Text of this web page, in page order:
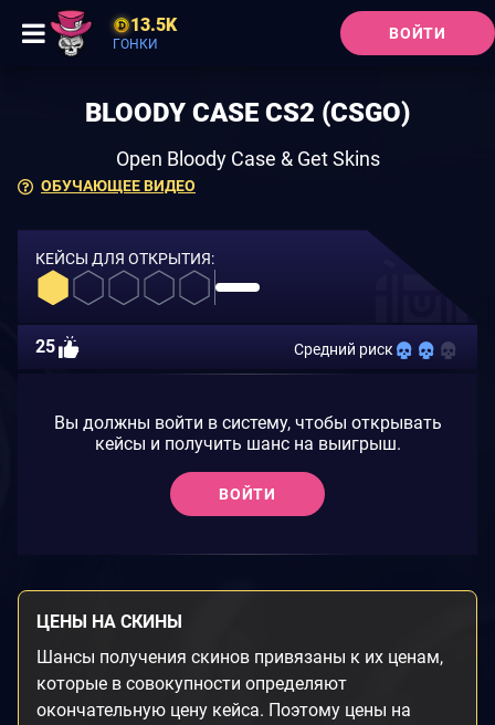
13.5K
ГОНКИ
ВОЙТИ
ОБУЧАЮЩЕЕ ВИДЕО
BLOODY CASE CS2 (CSGO)
Open Bloody Case & Get Skins
КЕЙСЫ ДЛЯ ОТКРЫТИЯ:
25 Средний риск
Вы должны войти в систему, чтобы открывать
кейсы и получить шанс на выигрыш.
ВОЙТИ
ЦЕНЫ НА СКИНЫ
Шансы получения скинов привязаны к их ценам,
которые в совокупности определяют
окончательную цену кейса. Поэтому цены на